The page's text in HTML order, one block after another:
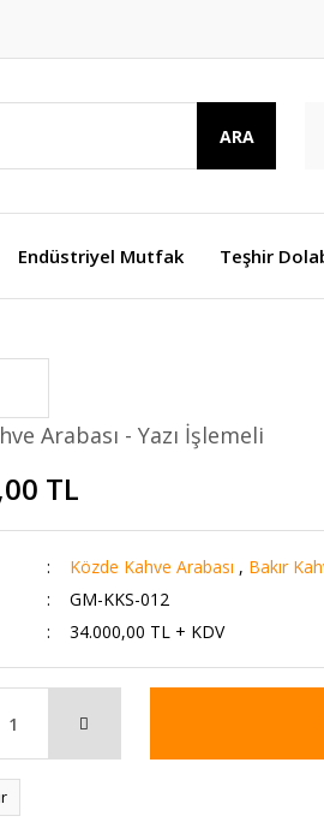
ARA
Endüstriyel Mutfak Teşhir
Arabası - Yazı İşlemeli
TL
Közde Kahve Arabası , Bakır
GM-KKS-012
34.000,00 TL + KDV